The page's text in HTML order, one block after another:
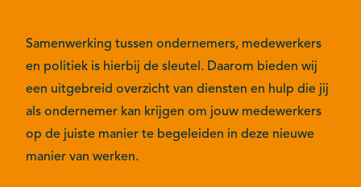
Samenwerking tussen ondernemers, medewerkers
en politiek is hierbij de sleutel. Daarom bieden wij
een uitgebreid overzicht van diensten en hulp die jij
als ondernemer kan krijgen om jouw medewerkers
op de juiste manier te begeleiden in deze nieuwe
manier van werken.